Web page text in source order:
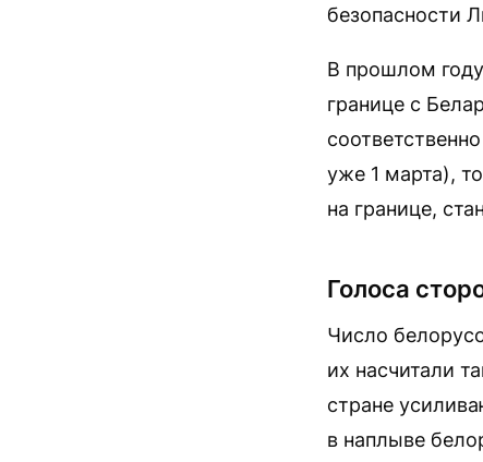
безопасности
В прошлом
границе с
уже 1 марта),
на границе,
Голоса
Число
их насчитали
стране
в наплыве